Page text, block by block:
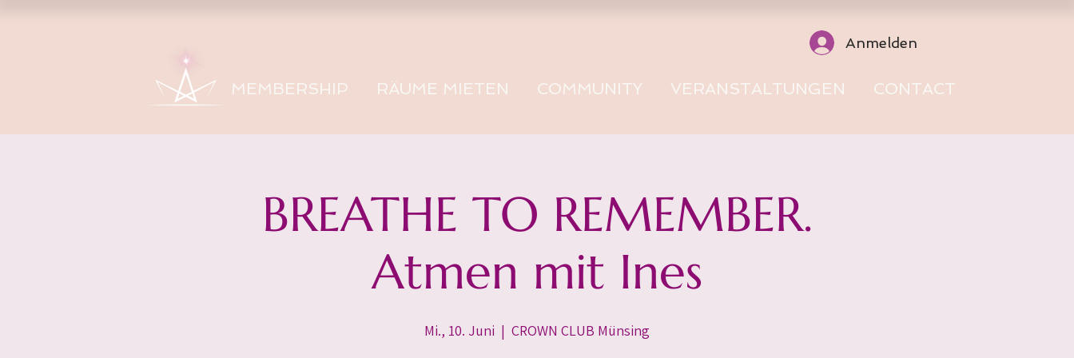
Anmelden
MEMBERSHIP RÄUME MIETEN COMMUNITY VERANSTALTUNGEN CONTACT
BREATHE TO REMEMBER.
Atmen mit Ines
Mi., 10. Juni
  |
CROWN CLUB Münsing